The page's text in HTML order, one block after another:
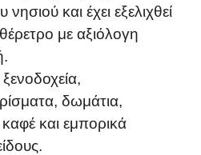
και έχει εξελιχθεί
με αξιόλογη
δωμάτια,
και εμπορικά